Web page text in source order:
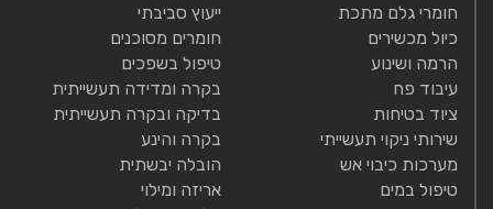
חומרי גלם מתכת
כיול מכשירים
הרמה ושינוע
עיבוד פח
ציוד בטיחות
שירותי ניקוי תעשייתי
מערכות כיבוי אש
טיפול במים
ייעוץ סביבתי
חומרים מסוכנים
טיפול בשפכים
בקרה ומדידה תעשייתית
בדיקה ובקרה תעשייתית
בקרה והינע
הובלה יבשתית
אריזה ומילוי